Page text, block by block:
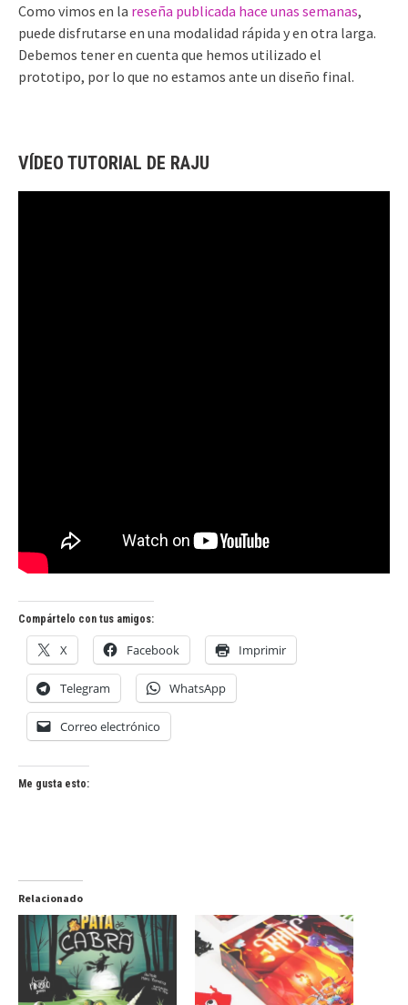
Como vimos en la reseña publicada hace unas semanas,
puede disfrutarse en una modalidad rápida y en otra larga.
Debemos tener en cuenta que hemos utilizado el
prototipo, por lo que no estamos ante un diseño final.
VÍDEO TUTORIAL DE RAJU
Compártelo con tus amigos:
X Facebook Imprimir
Telegram WhatsApp
Correo electrónico
Me gusta esto:
Relacionado